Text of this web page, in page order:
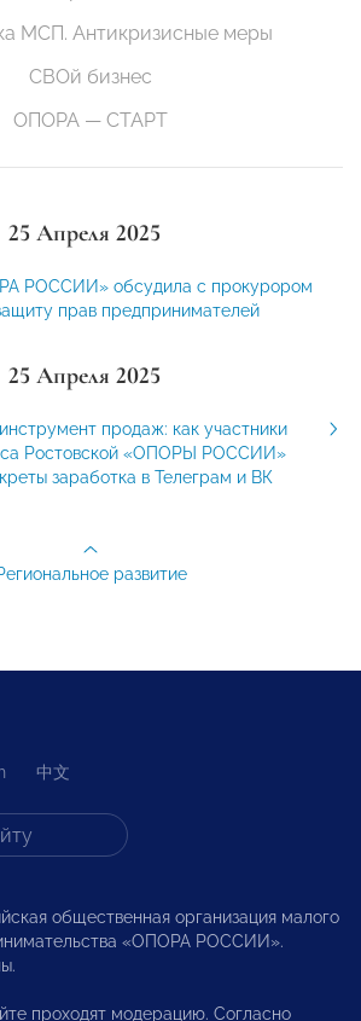
МСП. Антикризисные меры
СВОй бизнес
ОПОРА — СТАРТ
25 Апреля 2025
РОССИИ» обсудила с прокурором
прав предпринимателей
25 Апреля 2025
продаж: как участники
Ростовской «ОПОРЫ РОССИИ»
заработка в Телеграм и ВК
развитие
中文
общественная организация малого
«ОПОРА РОССИИ».
проходят модерацию. Согласно